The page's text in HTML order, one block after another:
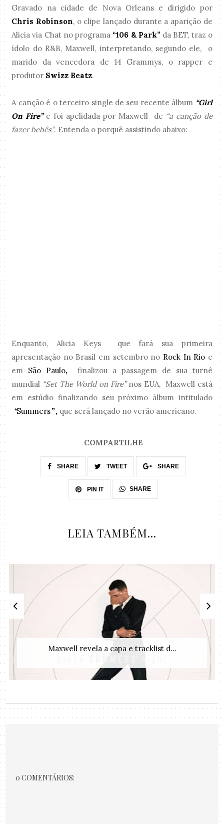
Gravado na cidade de Nova Orleans e dirigido por
Chris Robinson, o clipe lançado durante a aparição de
Alicia via Chat no programa “106 & Park”da BET, traz o
ídolo do R&B, Maxwell, interpretando, segundo ele, o
marido da vencedora de 14 Grammys, o rapper e
produtor Swizz Beatz.
A canção é o terceiro single de seu recente álbum “Girl
On Fire” e foi apelidada por Maxwell de “a canção de
fazer bebês”. Entenda o porquê assistindo abaixo:
Enquanto, Alicia Keys que fará sua primeira
apresentação no Brasil em setembro no Rock In Rio e
em São Paulo,finalizou a passagem de sua turnê
mundial “Set The World on Fire”nos EUA, Maxwell está
em estúdio finalizando seu próximo álbum intitulado
“Summers” , que será lançado no verão americano.
COMPARTILHE
SHARE TWEET SHARE
PIN IT SHARE
LEIA TAMBÉM...
Maxwell revela a capa e tracklist d...
0 COMENTÁRIOS: